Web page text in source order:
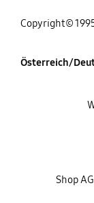
Copyright©
Österreich/
Shop